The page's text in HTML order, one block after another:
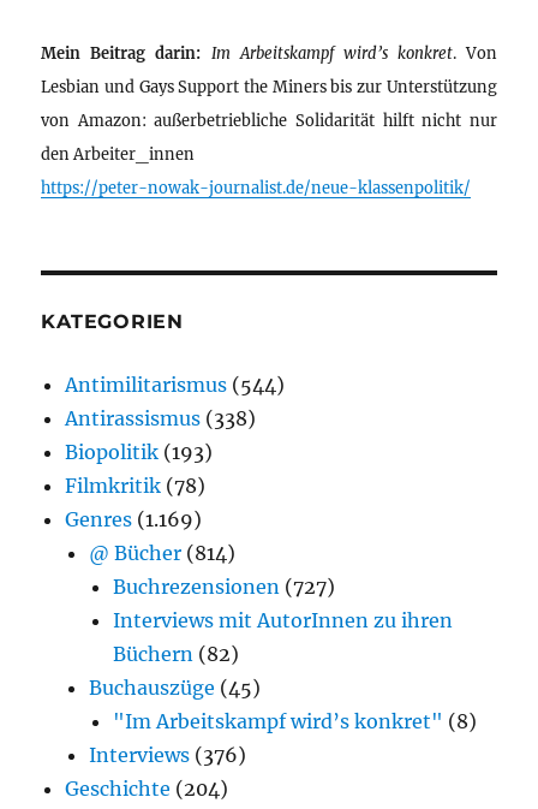
Mein Beitrag darin: Im Arbeitskampf wird’s konkret. Von
Lesbian und Gays Support the Miners bis zur Unterstützung
von Amazon: außerbetriebliche Solidarität hilft nicht nur
den Arbeiter_innen
https://peter-nowak-journalist.de/neue-klassenpolitik/
KATEGORIEN
Antimilitarismus (544)
Antirassismus (338)
Biopolitik (193)
Filmkritik (78)
Genres (1.169)
@ Bücher (814)
Buchrezensionen (727)
Interviews mit AutorInnen zu ihren
Büchern (82)
Buchauszüge (45)
"Im Arbeitskampf wird’s konkret" (8)
Interviews (376)
Geschichte (204)